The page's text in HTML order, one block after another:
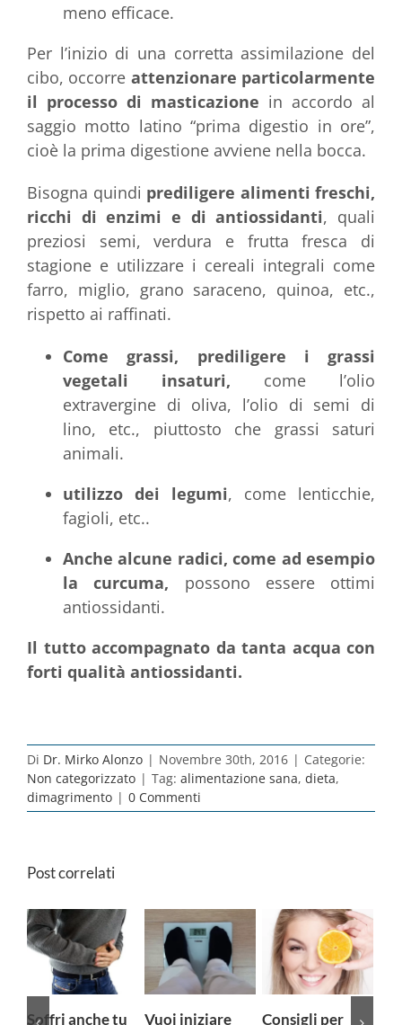
meno efficace.
Per l’inizio di una corretta assimilazione del
cibo, occorre attenzionare particolarmente
il processo di masticazione in accordo al
saggio motto latino “prima digestio in ore”,
cioè la prima digestione avviene nella bocca.
Bisogna quindi prediligere alimenti freschi,
ricchi di enzimi e di antiossidanti, quali
preziosi semi, verdura e frutta fresca di
stagione e utilizzare i cereali integrali come
farro, miglio, grano saraceno, quinoa, etc.,
rispetto ai raffinati.
Come grassi, prediligere i grassi
vegetali insaturi, come l’olio
extravergine di oliva, l’olio di semi di
lino, etc., piuttosto che grassi saturi
animali.
utilizzo dei legumi, come lenticchie,
fagioli, etc..
Anche alcune radici, come ad esempio
la curcuma, possono essere ottimi
antiossidanti.
Il tutto accompagnato da tanta acqua con
forti qualità antiossidanti.
Di Dr. Mirko Alonzo | Novembre 30th, 2016 | Categorie:
Non categorizzato | Tag: alimentazione sana, dieta,
dimagrimento | 0 Commenti
Post correlati
Vuoi iniziare Consigli per Asse